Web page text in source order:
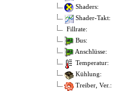
Shaders:
Shader-Takt:
Fillrate:
Bus:
Anschlüsse:
Temperatur:
Kühlung:
Treiber, Ver.: